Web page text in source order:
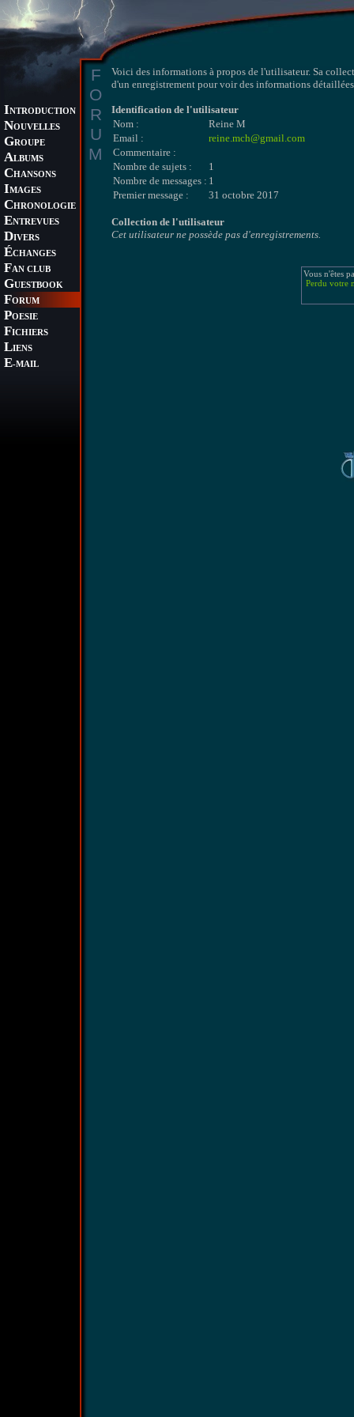
INTRODUCTION
NOUVELLES
GROUPE
ALBUMS
CHANSONS
IMAGES
CHRONOLOGIE
ENTREVUES
DIVERS
ÉCHANGES
FAN CLUB
GUESTBOOK
FORUM
POESIE
FICHIERS
LIENS
E-MAIL
F
O
R
U
M
Voici des informations à propos de l'utilisateur. Sa
d'un enregistrement pour voir des informations
Identification de l'utilisateur
Nom :
Reine M
Email :
reine.mch@gmail.com
Commentaire :
Nombre de sujets :
1
Nombre de messages : 1
Premier message :
31 octobre 2017
Collection de l'utilisateur
Cet utilisateur ne possède pas d'enregistrements.
Vous n'êtes
Perdu votre